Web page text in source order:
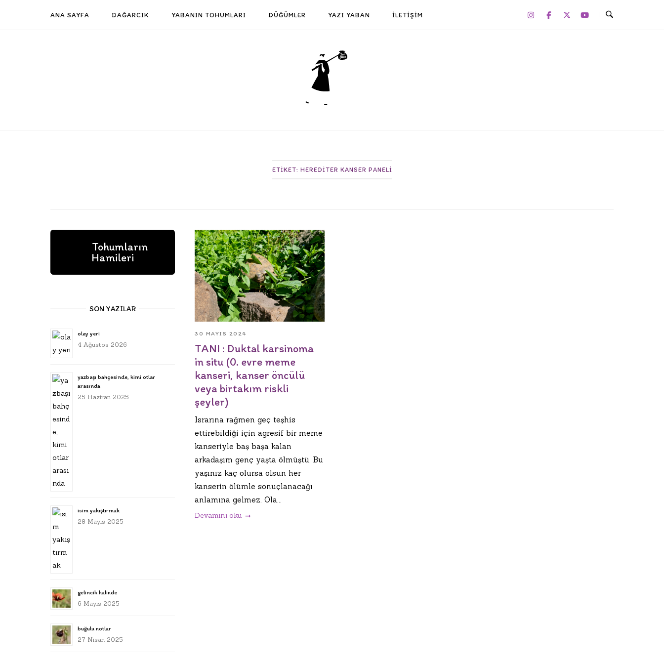
ANA SAYFA DAĞARCIK YABANIN TOHUMLARI DÜĞÜMLER YAZI YABAN İLETİŞİM
Home
ETIKET: HEREDITER KANSER PANELI
30 MAYIS 2024
TANI : Duktal karsinoma
in situ (0. evre meme
kanseri, kanser öncülü
veya birtakım riskli
şeyler)
Israrına rağmen geç teşhis
ettirebildiği için agresif bir meme
kanseriyle baş başa kalan
arkadaşım genç yaşta ölmüştü. Bu
yaşınız kaç olursa olsun her
kanserin ölümle sonuçlanacağı
anlamına gelmez. Ola...
Devamını oku
Tohumların
Hamileri
SON YAZILAR
olay yeri
4 Ağustos 2026
yazbaşı bahçesinde, kimi otlar
arasında
25 Haziran 2025
isim yakıştırmak
28 Mayıs 2025
gelincik halinde
6 Mayıs 2025
buğulu notlar
27 Nisan 2025